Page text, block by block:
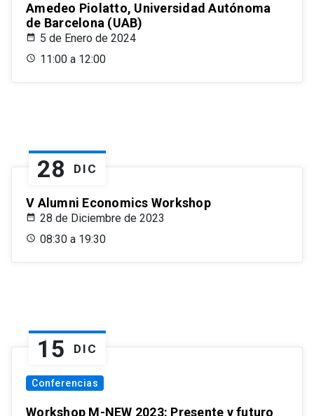
Amedeo Piolatto, Universidad Autónoma
de Barcelona (UAB)
5 de Enero de 2024
11:00 a 12:00
28 DIC
V Alumni Economics Workshop
28 de Diciembre de 2023
08:30 a 19:30
15 DIC
Conferencias
Workshop M-NEW 2023: Presente y futuro